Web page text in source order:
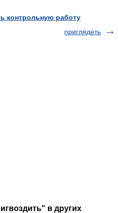
контрольную работу
приглядеть
в других